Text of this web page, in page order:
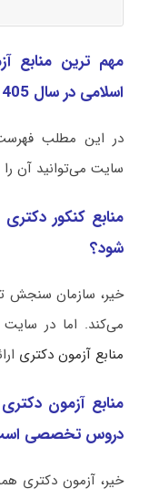
مهم ترین منابع
اسلامی در سال 1405 چیست؟
در این مطلب
سایت می‌توانید آن
منابع کنکور
شود؟
خیر، سازمان سنجش
می‌کند. اما در
منابع آزمون دکتری
منابع آزمون
دروس تخصصی
خیر، آزمون دکتری